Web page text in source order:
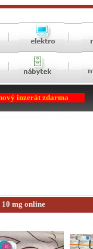
inzerát zdarma
mg online